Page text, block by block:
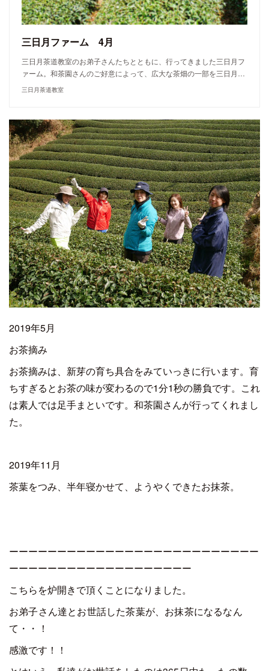
三日月ファーム 4月
三日月茶道教室のお弟子さんたちとともに、行ってきました三日月フ
ァーム。和茶園さんのご好意によって、広大な茶畑の一部を三日月…
三日月茶道教室
2019年5月
お茶摘み
お茶摘みは、新芽の育ち具合をみていっきに行います。育
ちすぎるとお茶の味が変わるので1分1秒の勝負です。これ
は素人では足手まといです。和茶園さんが行ってくれまし
た。
2019年11月
茶葉をつみ、半年寝かせて、ようやくできたお抹茶。
ーーーーーーーーーーーーーーーーーーーーーーーーーー
ーーーーーーーーーーーーーーーーーーー
こちらを炉開きで頂くことになりました。
お弟子さん達とお世話した茶葉が、お抹茶になるなん
て・・！
感激です！！